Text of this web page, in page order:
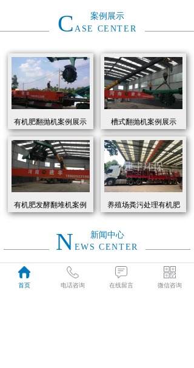
案例展示
C ASE CENTER
有机肥翻抛机案例展示 槽式翻抛机案例展示
有机肥发酵翻堆机案例
展示
养殖场粪污处理有机肥
发酵罐 履带式有机肥翻
新闻中心
N EWS CENTER
2026
首页 电话咨询 在线留言 微信咨询